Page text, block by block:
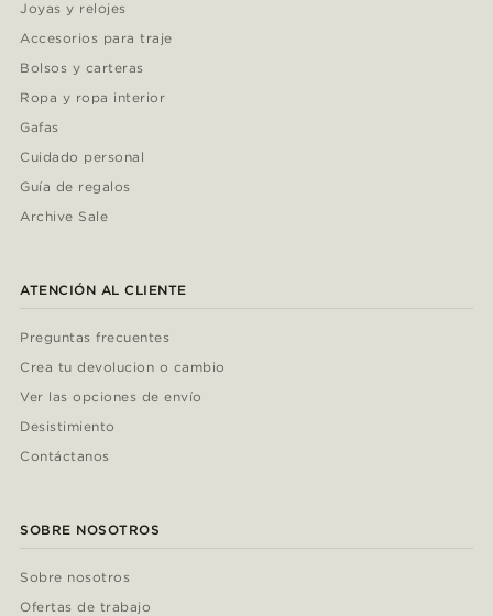
Joyas y relojes
Accesorios para traje
Bolsos y carteras
Ropa y ropa interior
Gafas
Cuidado personal
Guía de regalos
Archive Sale
ATENCIÓN AL CLIENTE
Preguntas frecuentes
Crea tu devolucion o cambio
Ver las opciones de envío
Desistimiento
Contáctanos
SOBRE NOSOTROS
Sobre nosotros
Ofertas de trabajo